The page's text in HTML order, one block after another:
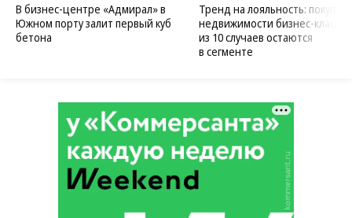
В бизнес-центре «Адмирал» в
Южном порту залит первый куб
бетона
Тренд на лояльность:
недвижимости бизнес-класса
из 10 случаев остаются
в сегменте